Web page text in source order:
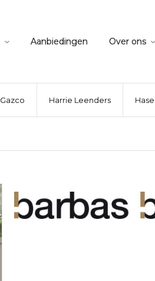
Aanbiedingen Over ons
Gazco Harrie Leenders Hase